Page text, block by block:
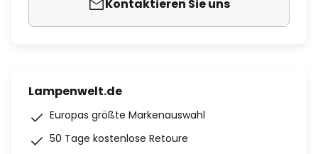
Kontaktieren Sie uns
Lampenwelt.de
Europas größte Markenauswahl
50 Tage kostenlose Retoure